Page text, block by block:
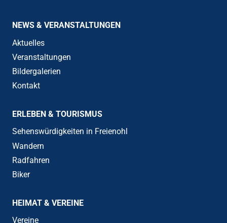
NEWS & VERANSTALTUNGEN
Aktuelles
Veranstaltungen
Bildergalerien
Kontakt
ERLEBEN & TOURISMUS
Sehenswürdigkeiten in Freienohl
Wandern
Radfahren
Biker
HEIMAT & VEREINE
Vereine